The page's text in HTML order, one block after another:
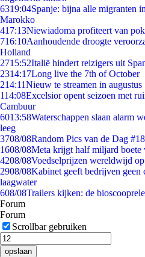
6319:04Spanje: bijna alle migranten
Marokko
417:13Niewiadoma profiteert van
716:10Aanhoudende droogte
Holland
2715:52Italië hindert reizigers uit
2314:17Long live the 7th of October
214:11Nieuw te streamen in augustus
114:08Excelsior opent seizoen met
Cambuur
6013:58Waterschappen slaan alarm
leeg
3708/08Random Pics van de Dag
1608/08Meta krijgt half miljard boete
4208/08Voedselprijzen wereldwijd
2908/08Kabinet geeft bedrijven geen
laagwater
608/08Trailers kijken: de
Forum
Forum
Scrollbar gebruiken
opslaan